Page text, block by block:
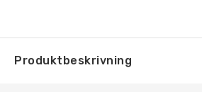
Produktbeskrivning